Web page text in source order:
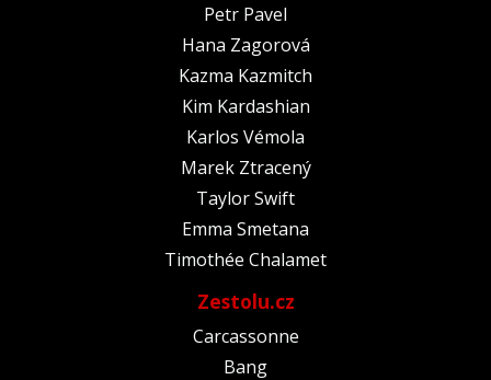
Petr Pavel
Hana Zagorová
Kazma Kazmitch
Kim Kardashian
Karlos Vémola
Marek Ztracený
Taylor Swift
Emma Smetana
Timothée Chalamet
Zestolu.cz
Carcassonne
Bang